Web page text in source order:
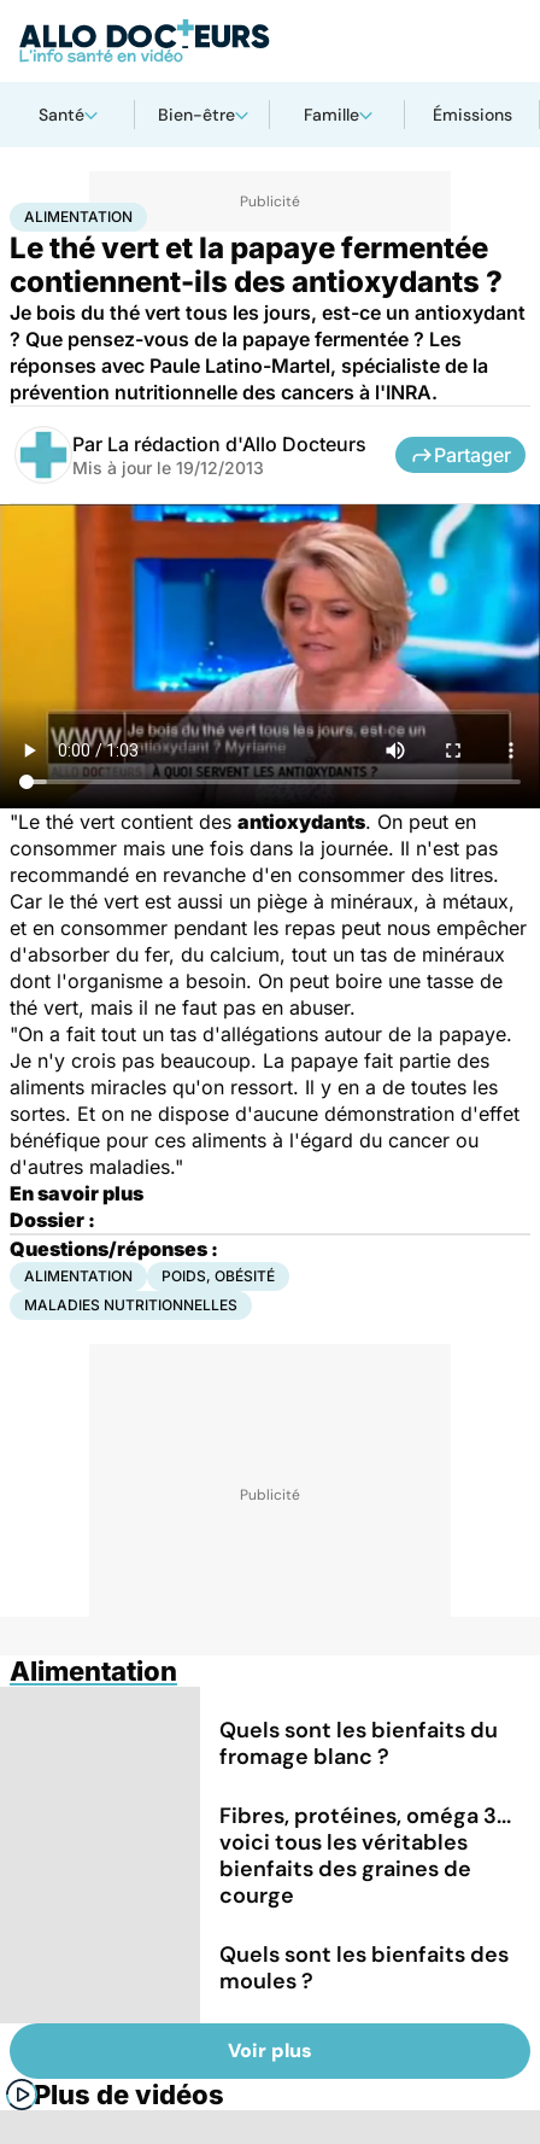
Santé Bien-être Famille Émissions
AccueilSantéMaladies Alimentation
ALIMENTATION
Le thé vert et la papaye fermentée
contiennent-ils des antioxydants ?
Je bois du thé vert tous les jours, est-ce un antioxydant
? Que pensez-vous de la papaye fermentée ? Les
réponses avec Paule Latino-Martel, spécialiste de la
prévention nutritionnelle des cancers à l'INRA.
Par La rédaction d'Allo Docteurs
Mis à jour le 19/12/2013
Partager
"Le thé vert contient des antioxydants. On peut en
consommer mais une fois dans la journée. Il n'est pas
recommandé en revanche d'en consommer des litres.
Car le thé vert est aussi un piège à minéraux, à métaux,
et en consommer pendant les repas peut nous empêcher
d'absorber du fer, du calcium, tout un tas de minéraux
dont l'organisme a besoin. On peut boire une tasse de
thé vert, mais il ne faut pas en abuser.
"On a fait tout un tas d'allégations autour de la papaye.
Je n'y crois pas beaucoup. La papaye fait partie des
aliments miracles qu'on ressort. Il y en a de toutes les
sortes. Et on ne dispose d'aucune démonstration d'effet
bénéfique pour ces aliments à l'égard du cancer ou
d'autres maladies."
En savoir plus
Dossier :
Questions/réponses :
ALIMENTATION
POIDS, OBÉSITÉ
MALADIES NUTRITIONNELLES
Alimentation
Quels sont les bienfaits du
fromage blanc ?
Fibres, protéines, oméga 3...
voici tous les véritables
bienfaits des graines de
courge
Quels sont les bienfaits des
moules ?
Voir plus
Plus de vidéos